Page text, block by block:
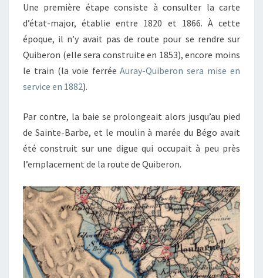
Une première étape consiste à consulter la carte
d’état-major, établie entre 1820 et 1866. À cette
époque, il n’y avait pas de route pour se rendre sur
Quiberon (elle sera construite en 1853), encore moins
le train (la voie ferréeAuray-Quiberon sera mise en
service en 1882).
Par contre, la baie se prolongeait alors jusqu’au pied
de Sainte-Barbe, et le moulin à marée du Bégo avait
été construit sur une digue qui occupait à peu près
l’emplacement de la route de Quiberon.